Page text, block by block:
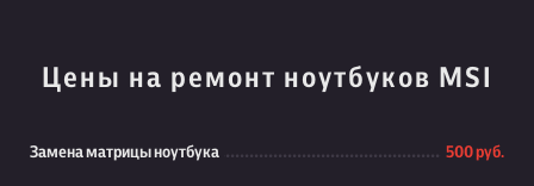
Цены на ремонт ноутбуков MSI
Замена матрицы ноутбука 500 руб.